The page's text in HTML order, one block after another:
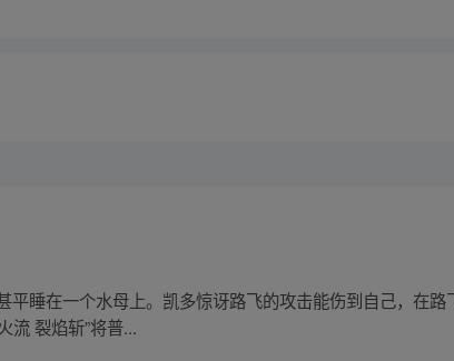
睡在一个水母上。凯多惊讶路飞的攻击能伤到自己，在路
流 裂焰斩”将普...